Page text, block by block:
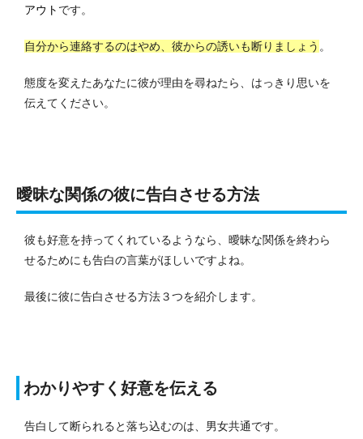
アウト です。
自分から連絡するのはやめ、彼からの誘いも断りましょう 。
態度を変えたあなたに彼が理由を尋ねたら、はっきり思いを
伝えてください。
曖昧な関係の彼に告白させる方法
彼も好意を持ってくれているようなら、曖昧な関係を終わら
せるためにも告白の言葉がほしいですよね。
最後に彼に告白させる方法３つを紹介します。
わかりやすく好意を伝える
告白して断られると落ち込むのは、男女共通です。